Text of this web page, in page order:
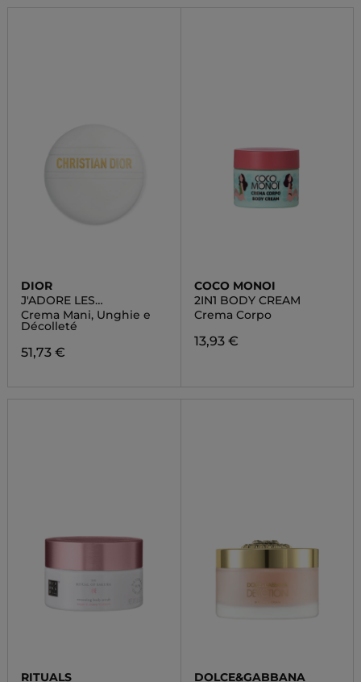
DIOR
J'ADORE LES
ADORABLES
Crema Mani, Unghie e
Décolleté
51,73 €
COCO MONOI
2IN1 BODY CREAM
Crema Corpo
13,93 €
RITUALS
DOLCE&GABBANA